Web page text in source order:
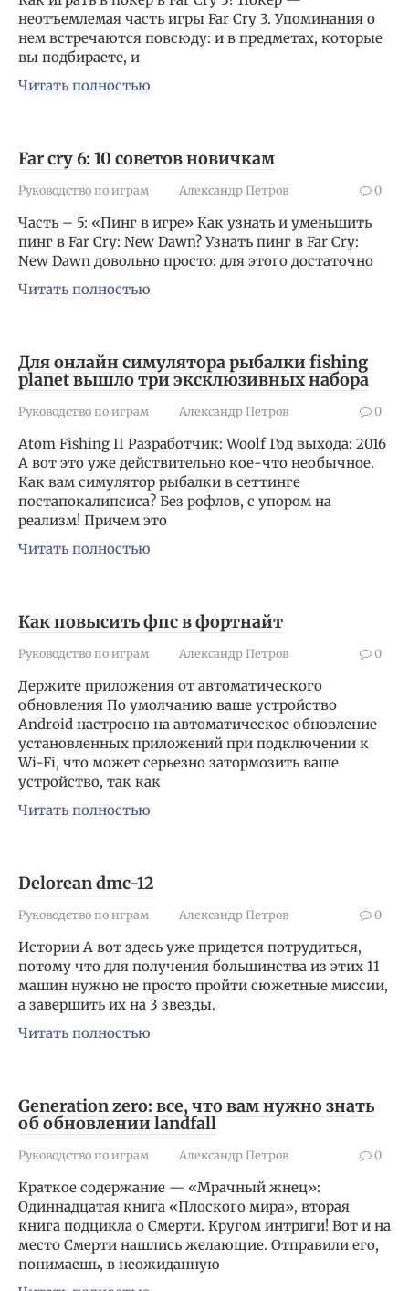
неотъемлемая часть игры Far Cry 3. Упоминания о
нем встречаются повсюду: и в предметах, которые
вы подбираете, и
Читать полностью
Far cry 6: 10 советов новичкам
Руководство по играм Александр Петров 0
Часть – 5: «Пинг в игре» Как узнать и уменьшить
пинг в Far Cry: New Dawn? Узнать пинг в Far Cry:
New Dawn довольно просто: для этого достаточно
Читать полностью
Для онлайн симулятора рыбалки fishing
planet вышло три эксклюзивных набора
Руководство по играм Александр Петров 0
Atom Fishing II Разработчик: Woolf Год выхода: 2016
А вот это уже действительно кое-что необычное.
Как вам симулятор рыбалки в сеттинге
постапокалипсиса? Без рофлов, с упором на
реализм! Причем это
Читать полностью
Как повысить фпс в фортнайт
Руководство по играм Александр Петров 0
Держите приложения от автоматического
обновления По умолчанию ваше устройство
Android настроено на автоматическое обновление
установленных приложений при подключении к
Wi-Fi, что может серьезно затормозить ваше
устройство, так как
Читать полностью
Delorean dmc-12
Руководство по играм Александр Петров 0
Истории А вот здесь уже придется потрудиться,
потому что для получения большинства из этих 11
машин нужно не просто пройти сюжетные миссии,
а завершить их на 3 звезды.
Читать полностью
Generation zero: все, что вам нужно знать
об обновлении landfall
Руководство по играм Александр Петров 0
Краткое содержание — «Мрачный жнец»:
Одиннадцатая книга «Плоского мира», вторая
книга подцикла о Смерти. Кругом интриги! Вот и на
место Смерти нашлись желающие. Отправили его,
понимаешь, в неожиданную